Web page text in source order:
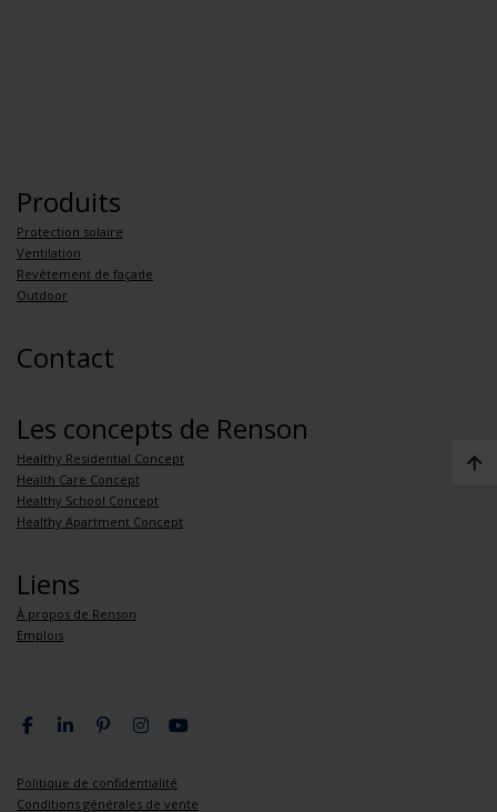
Produits
Protection solaire
Ventilation
Revêtement de façade
Outdoor
Contact
Les concepts de Renson
Healthy Residential Concept
Health Care Concept
Healthy School Concept
Healthy Apartment Concept
Liens
À propos de Renson
Emplois
Politique de confidentialité
Conditions générales de vente